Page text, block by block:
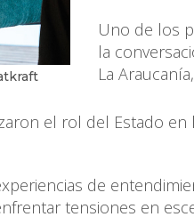
Uno de los
la
La
el rol del Estado en
de
tensiones en